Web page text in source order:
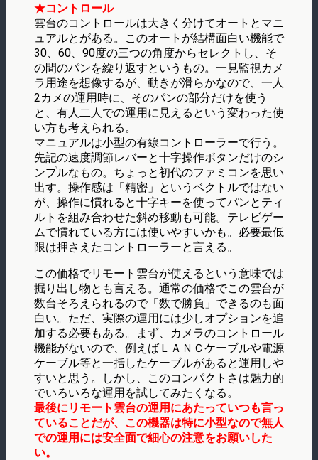
★コントロール
雲台のコントロールは大きく分けてオートとマニ
ュアルとがある。このオートが結構面白い機能で
30、60、90度の三つの角度からセレクトし、そ
の間のパンを繰り返すというもの。一見監視カメ
ラ用途を想像するが、動きが滑らかなので、一人
2カメの運用時に、そのパンの部分だけを使う
と、有人二人での運用に見えるという変わった使
い方も考えられる。
マニュアルは小型の有線コントローラーで行う。
先記の速度調節レバーと十字操作ボタンだけのシ
ンプルなもの。ちょっと初代のファミコンを思い
出す。操作感は「精密」というベクトルではない
が、操作に慣れると十字キーを使ってパンとティ
ルトを組み合わせた斜め移動も可能。テレビゲー
ムで慣れている方には使いやすいかも。必要最低
限は押さえたコントローラーと言える。
この価格でリモート雲台が使えるという意味では
掘り出し物とも言える。通常の価格でこの雲台が
数台そろえられるので「数で勝負」できるのも面
白い。ただ、実際の運用には少しオプションを追
加する必要もある。まず、カメラのコントロール
機能がないので、例えばＬＡＮＣケーブルや電源
ケーブル等と一括したケーブルがあると運用しや
すいと思う。しかし、このコンパクトさは魅力的
でいろいろな運用を試してみたくなる。
最後にリモート雲台の運用にあたっていつも言っ
ていることだが、この機器は特に小型なので無人
での運用には安全面で細心の注意をお願いした
い。